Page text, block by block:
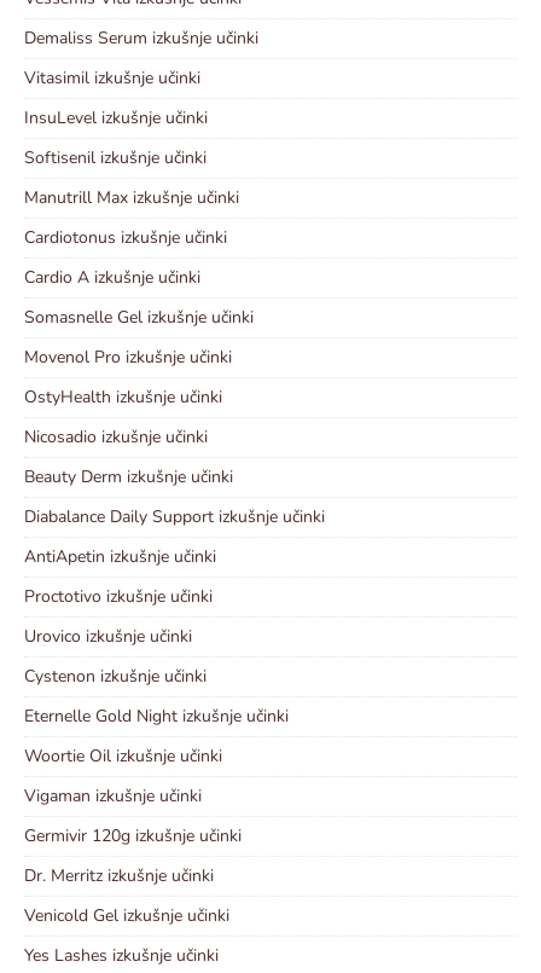
Demaliss Serum izkušnje učinki
Vitasimil izkušnje učinki
InsuLevel izkušnje učinki
Softisenil izkušnje učinki
Manutrill Max izkušnje učinki
Cardiotonus izkušnje učinki
Cardio A izkušnje učinki
Somasnelle Gel izkušnje učinki
Movenol Pro izkušnje učinki
OstyHealth izkušnje učinki
Nicosadio izkušnje učinki
Beauty Derm izkušnje učinki
Diabalance Daily Support izkušnje učinki
AntiApetin izkušnje učinki
Proctotivo izkušnje učinki
Urovico izkušnje učinki
Cystenon izkušnje učinki
Eternelle Gold Night izkušnje učinki
Woortie Oil izkušnje učinki
Vigaman izkušnje učinki
Germivir 120g izkušnje učinki
Dr. Merritz izkušnje učinki
Venicold Gel izkušnje učinki
Yes Lashes izkušnje učinki